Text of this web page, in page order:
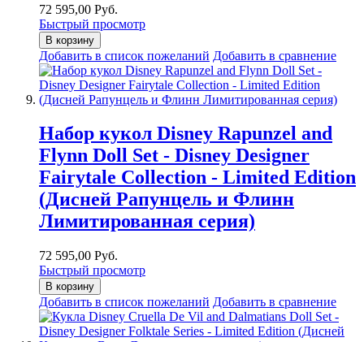
72 595,00 Руб.
Быстрый просмотр
В корзину
Добавить в список пожеланий Добавить в сравнение
Набор кукол Disney Rapunzel and
Flynn Doll Set - Disney Designer
Fairytale Collection - Limited Edition
(Дисней Рапунцель и Флинн
Лимитированная серия)
72 595,00 Руб.
Быстрый просмотр
В корзину
Добавить в список пожеланий Добавить в сравнение